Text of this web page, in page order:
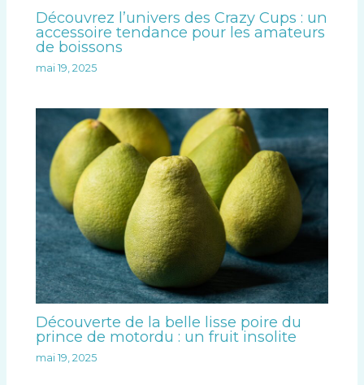
Découvrez l’univers des Crazy Cups : un
accessoire tendance pour les amateurs
de boissons
mai 19, 2025
Découverte de la belle lisse poire du
prince de motordu : un fruit insolite
mai 19, 2025